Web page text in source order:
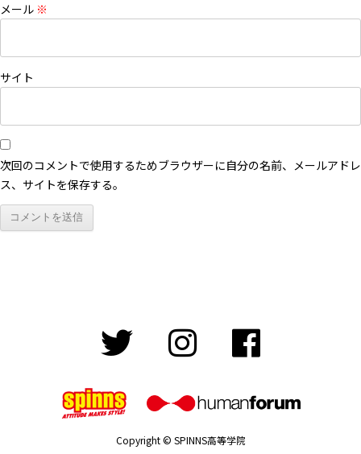
メール ※
サイト
次回のコメントで使用するためブラウザーに自分の名前、メールアドレ
ス、サイトを保存する。
Copyright © SPINNS高等学院